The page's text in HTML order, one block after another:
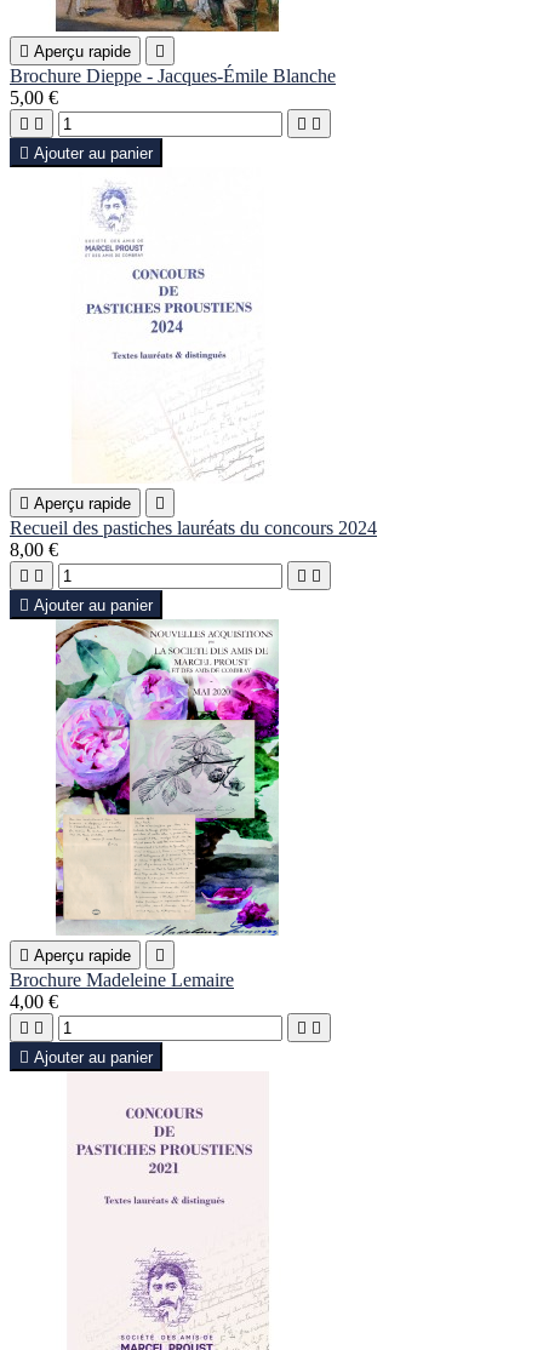
 Aperçu rapide 
Brochure Dieppe - Jacques-Émile Blanche
5,00 €
   
 Ajouter au panier
 Aperçu rapide 
Recueil des pastiches lauréats du concours 2024
8,00 €
   
 Ajouter au panier
 Aperçu rapide 
Brochure Madeleine Lemaire
4,00 €
   
 Ajouter au panier